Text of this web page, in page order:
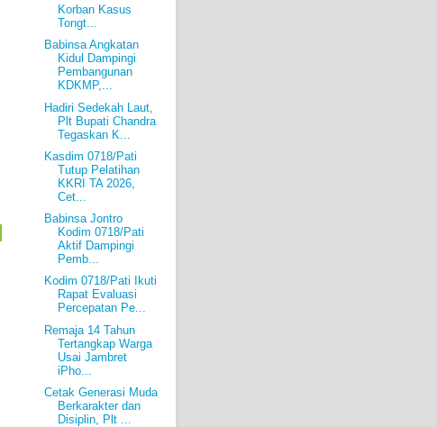
Korban Kasus
Tongt...
Babinsa Angkatan
Kidul Dampingi
Pembangunan
KDKMP,...
Hadiri Sedekah Laut,
Plt Bupati Chandra
Tegaskan K...
Kasdim 0718/Pati
Tutup Pelatihan
KKRI TA 2026,
Cet...
Babinsa Jontro
Kodim 0718/Pati
Aktif Dampingi
Pemb...
Kodim 0718/Pati Ikuti
Rapat Evaluasi
Percepatan Pe...
Remaja 14 Tahun
Tertangkap Warga
Usai Jambret
iPho...
Cetak Generasi Muda
Berkarakter dan
Disiplin, Plt ...